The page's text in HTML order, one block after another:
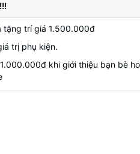
tặng trí giá 1.500.000đ
trị phụ kiện.
khi giới thiệu bạn bè